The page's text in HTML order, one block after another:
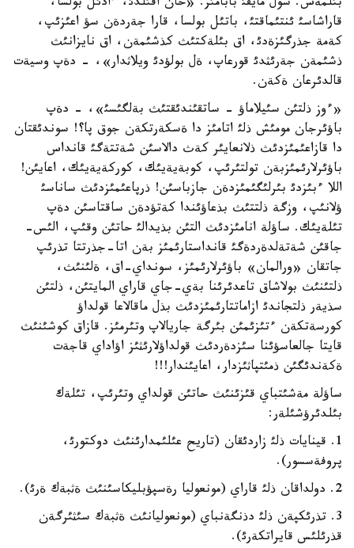
بئلمةس. سول مايقئ بابامئز: «حان اقئلدئ، ءادئل بولسا،
قاراشاسئ ئنتئماقتئ، باتئل بولسا، قارا جةردةن سؤ اعئزئپ،
كةمة جذرگئزةدئ، اق بئلةكتئث كذشئمةن، اق نايزانئث
ذشئمةن جةرئثدئ قورعاپ، ةل بولؤدئ ويلاثدار»، - دةپ وسيةت
قالدئرعان ةكةن.
«ءوز ذلتئن سئيلاماؤ - ساتقئندئقتئث بةلگئسئ»، - دةپ
باؤئرجان مومئش ذلئ اتامئز دا ةسكةرتكةن جوق پا؟! سوندئقتان
دا قازاعئمئزدئث ذلانعايئر كةث دالاسئن شةتتةگئ قانداس
باؤئرلارئمئزبةن تولتئرئپ، كوبةيةيئك، كوركةيةيئك، اعايئن!
اللا ءبئزدئ بئرلئگئمئزدةن جازباسئن! ذرپاعئمئزدئث ساناسئ
ؤلانئپ، وزگة ذلتتئث بذعاؤئندا كةتؤدةن ساقتاسئن دةپ
تئلةيئك. ساؤلة انامئزدئث التئن بذيدالئ حاتئن وقئپ، الئس-
جاقئن شةتةلدةردةگئ قانداستارئمئز بةن اتا-جذرتتا تذرئپ
جاتقان «ورالمان» باؤئرلارئمئز، سونداي-اق، ةلئنئث،
ذلتئنئث بولاشاق تاعدئرئنا بةي-جاي قاراي المايتئن، ذلتئن
سذيةر ذلتجاندئ ازاماتتارئمئزدئث بذل ماقالاعا قولداؤ
كورسةتكةن ءتئزئمئن بئرگة جاريالاپ وتئرمئز. قازاق كوشئنئث
قايتا جالعاسؤئنا سئزدةردئث قولداؤلارئثئز اؤاداي قاجةت
ةكةندئگئن ذمئتپاثئزدار، اعايئندار!!!
ساؤلة مةشئتباي قئزئنئث حاتئن قولداي وتئرئپ، تئلةك
بئلدئرؤشئلةر:
1. قينايات ذلئ زاردئقان (تاريح عئلئمدارئنئث دوكتورئ،
پروفةسسور).
2. دولداقان ذلئ قاراي (مونعوليا رةسپؤبليكاسئنئث ةثبةك ةرئ).
3. تذرئكپةن ذلئ دذنگةنباي (مونعوليانئث ةثبةك سئثئرگةن
قذرئلئس قايراتكةرئ).